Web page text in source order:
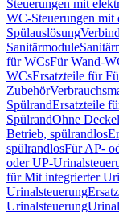
Steuerungen mit
WC-Steuerungen mit
Spülauslösung
Sanitärmodule
für WCsFür Wand-
WCsErsatzteile für
Zubehör
SpülrandErsatzteile
SpülrandOhne Deckel
Betrieb, spülrandlos
spülrandlosFür AP-
oder UP-
für Mit integrierter
Urinalsteuerung
Urinalsteuerung